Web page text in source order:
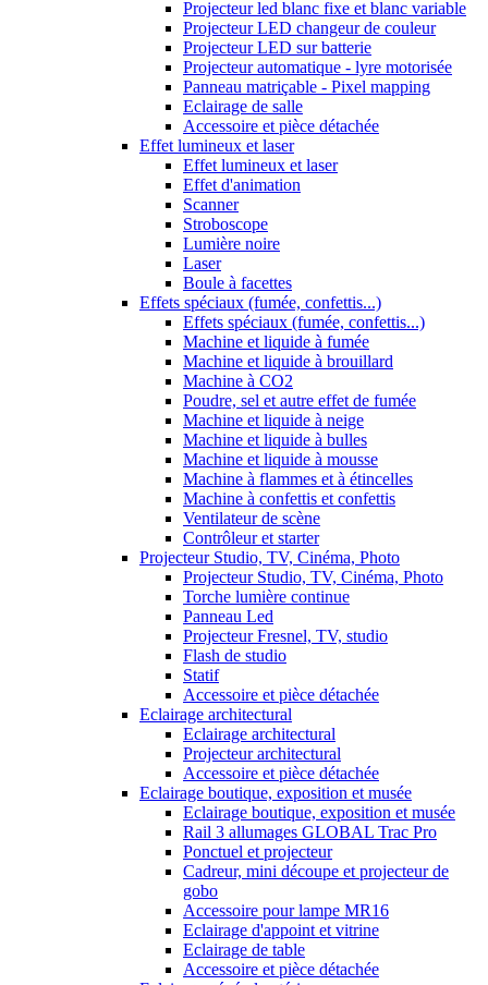
Projecteur led blanc fixe et blanc variable
Projecteur LED changeur de couleur
Projecteur LED sur batterie
Projecteur automatique - lyre motorisée
Panneau matriçable - Pixel mapping
Eclairage de salle
Accessoire et pièce détachée
Effet lumineux et laser
Effet lumineux et laser
Effet d'animation
Scanner
Stroboscope
Lumière noire
Laser
Boule à facettes
Effets spéciaux (fumée, confettis...)
Effets spéciaux (fumée, confettis...)
Machine et liquide à fumée
Machine et liquide à brouillard
Machine à CO2
Poudre, sel et autre effet de fumée
Machine et liquide à neige
Machine et liquide à bulles
Machine et liquide à mousse
Machine à flammes et à étincelles
Machine à confettis et confettis
Ventilateur de scène
Contrôleur et starter
Projecteur Studio, TV, Cinéma, Photo
Projecteur Studio, TV, Cinéma, Photo
Torche lumière continue
Panneau Led
Projecteur Fresnel, TV, studio
Flash de studio
Statif
Accessoire et pièce détachée
Eclairage architectural
Eclairage architectural
Projecteur architectural
Accessoire et pièce détachée
Eclairage boutique, exposition et musée
Eclairage boutique, exposition et musée
Rail 3 allumages GLOBAL Trac Pro
Ponctuel et projecteur
Cadreur, mini découpe et projecteur de
gobo
Accessoire pour lampe MR16
Eclairage d'appoint et vitrine
Eclairage de table
Accessoire et pièce détachée